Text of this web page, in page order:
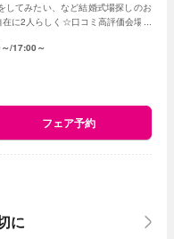
してみたい、など結婚式場探しのお
に2人らしく☆口コミ高評価会場を
17:00～
フェア予約
に